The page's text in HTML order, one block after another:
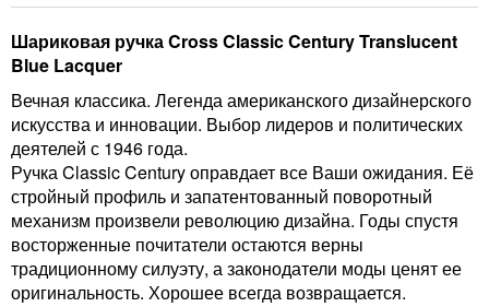
Шариковая ручка Cross Classic Century Translucent
Blue Lacquer
Вечная классика. Легенда американского дизайнерского
искусства и инновации. Выбор лидеров и политических
деятелей с 1946 года.
Ручка Classic Century оправдает все Ваши ожидания. Её
стройный профиль и запатентованный поворотный
механизм произвели революцию дизайна. Годы спустя
восторженные почитатели остаются верны
традиционному силуэту, а законодатели моды ценят ее
оригинальность. Хорошее всегда возвращается.